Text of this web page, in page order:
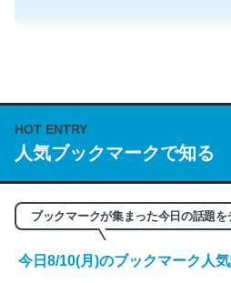
説してる記事が少ないので貴重な
https://
/064121
─GPTの仕組みと限界についての考察
HOT ENTRY
人気ブックマークで知る
ブックマークが集まった今日の話題を
今日8/10(月)のブックマーク人